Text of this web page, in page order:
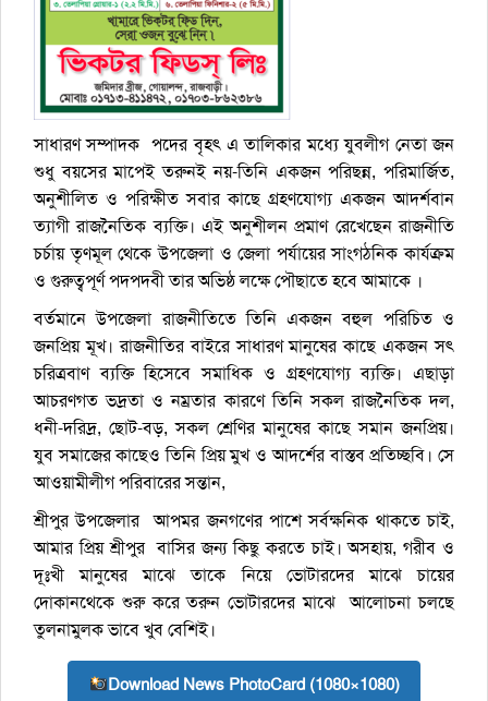
সাধারণ সম্পাদক পদের বৃহৎ এ তালিকার মধ্যে যুবলীগ নেতা জন
শুধু বয়সের মাপেই তরুনই নয়-তিনি একজন পরিছন্ন, পরিমার্জিত,
অনুশীলিত ও পরিক্ষীত সবার কাছে গ্রহণযোগ্য একজন আদর্শবান
ত্যাগী রাজনৈতিক ব্যক্তি। এই অনুশীলন প্রমাণ রেখেছেন রাজনীতি
চর্চায় তৃণমূল থেকে উপজেলা ও জেলা পর্যায়ের সাংগঠনিক কার্যক্রম
ও গুরুত্বপূর্ণ পদপদবী তার অভিষ্ঠ লক্ষে পৌছাতে হবে আমাকে ।
বর্তমানে উপজেলা রাজনীতিতে তিনি একজন বহুল পরিচিত ও
জনপ্রিয় মূখ। রাজনীতির বাইরে সাধারণ মানুষের কাছে একজন সৎ
চরিত্রবাণ ব্যক্তি হিসেবে সমাধিক ও গ্রহণযোগ্য ব্যক্তি। এছাড়া
আচরণগত ভদ্রতা ও নম্রতার কারণে তিনি সকল রাজনৈতিক দল,
ধনী-দরিদ্র, ছোট-বড়, সকল শ্রেণির মানুষের কাছে সমান জনপ্রিয়।
যুব সমাজের কাছেও তিনি প্রিয় মুখ ও আদর্শের বাস্তব প্রতিচ্ছবি। সে
আওয়ামীলীগ পরিবারের সন্তান,
শ্রীপুর উপজেলার আপমর জনগণের পাশে সর্বক্ষনিক থাকতে চাই,
আমার প্রিয় শ্রীপুর বাসির জন্য কিছু করতে চাই। অসহায়, গরীব ও
দূঃখী মানুষের মাঝে তাকে নিয়ে ভোটারদের মাঝে চায়ের
দোকানথেকে শুরু করে তরুন ভোটারদের মাঝে আলোচনা চলছে
তুলনামুলক ভাবে খুব বেশিই।
Download News PhotoCard (1080×1080)